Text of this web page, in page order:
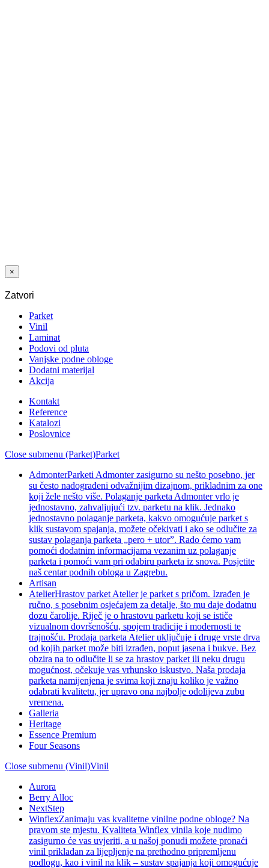
×
Zatvori
Parket
Vinil
Laminat
Podovi od pluta
Vanjske podne obloge
Dodatni materijal
Akcija
Kontakt
Reference
Katalozi
Poslovnice
Close submenu (Parket)Parket
AdmonterParketi Admonter zasigurno su nešto posebno, jer
su često nadograđeni odvažnijim dizajnom, prikladnim za one
koji žele nešto više. Polaganje parketa Admonter vrlo je
jednostavno, zahvaljujući tzv. parketu na klik. Jednako
jednostavno polaganje parketa, kakvo omogućuje parket s
klik sustavom spajanja, možete očekivati i ako se odlučite za
sustav polaganja parketa „pero + utor”. Rado ćemo vam
pomoći dodatnim informacijama vezanim uz polaganje
parketa i pomoći vam pri odabiru parketa iz snova. Posjetite
naš centar podnih obloga u Zagrebu.
Artisan
AtelierHrastov parket Atelier je parket s pričom. Izrađen je
ručno, s posebnim osjećajem za detalje, što mu daje dodatnu
dozu čarolije. Riječ je o hrastovu parketu koji se ističe
vizualnom dovršenošću, spojem tradicije i modernosti te
trajnošću. Prodaja parketa Atelier uključuje i druge vrste drva
od kojih parket može biti izrađen, poput jasena i bukve. Bez
obzira na to odlučite li se za hrastov parket ili neku drugu
mogućnost, očekuje vas vrhunsko iskustvo. Naša prodaja
parketa namijenjena je svima koji znaju koliko je važno
odabrati kvalitetu, jer upravo ona najbolje odolijeva zubu
vremena.
Galleria
Heritage
Essence Premium
Four Seasons
Close submenu (Vinil)Vinil
Aurora
Berry Alloc
NextStep
WinflexZanimaju vas kvalitetne vinilne podne obloge? Na
pravom ste mjestu. Kvaliteta Winflex vinila koje nudimo
zasigurno će vas uvjeriti, a u našoj ponudi možete pronaći
vinil prikladan za lijepljenje na prethodno pripremljenu
podlogu, kao i vinil na klik – sustav spajanja koji omogućuje